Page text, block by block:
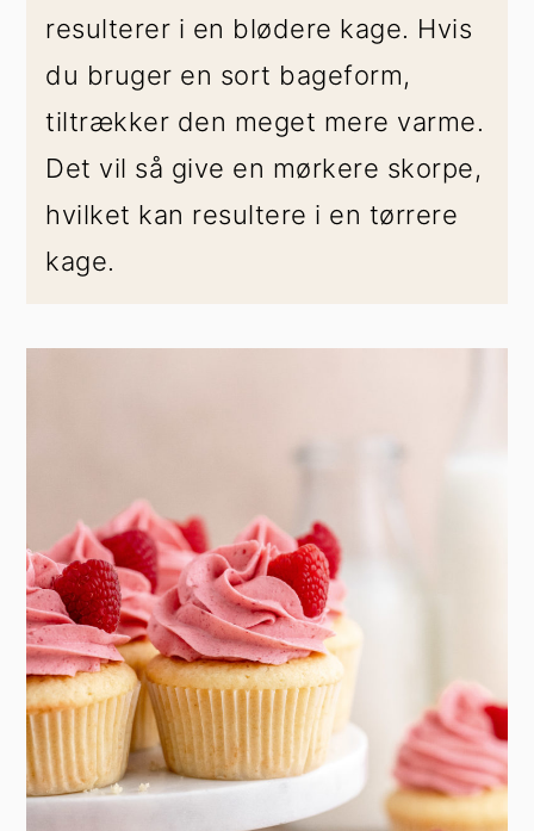
resulterer i en blødere kage. Hvis
du bruger en sort bageform,
tiltrækker den meget mere varme.
Det vil så give en mørkere skorpe,
hvilket kan resultere i en tørrere
kage.